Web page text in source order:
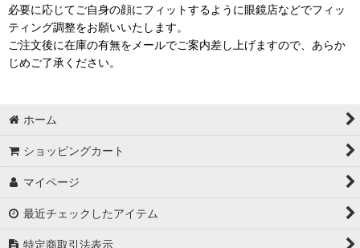
必要に応じてご自身の顔にフィットするように眼鏡店などでフィッ
ティング調整をお願いいたします。
ご注文後に在庫の有無をメールでご案内差し上げますので、あらか
じめご了承ください。
ホーム
ショッピングカート
マイページ
最近チェックしたアイテム
特定商取引法表示